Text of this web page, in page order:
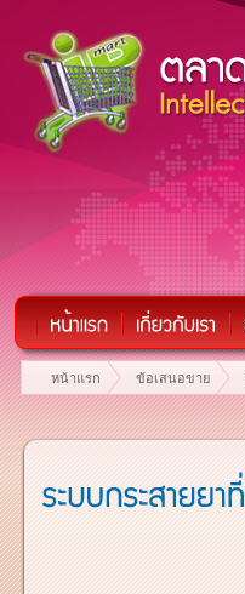
หน้าแรก ข้อเสนอขาย